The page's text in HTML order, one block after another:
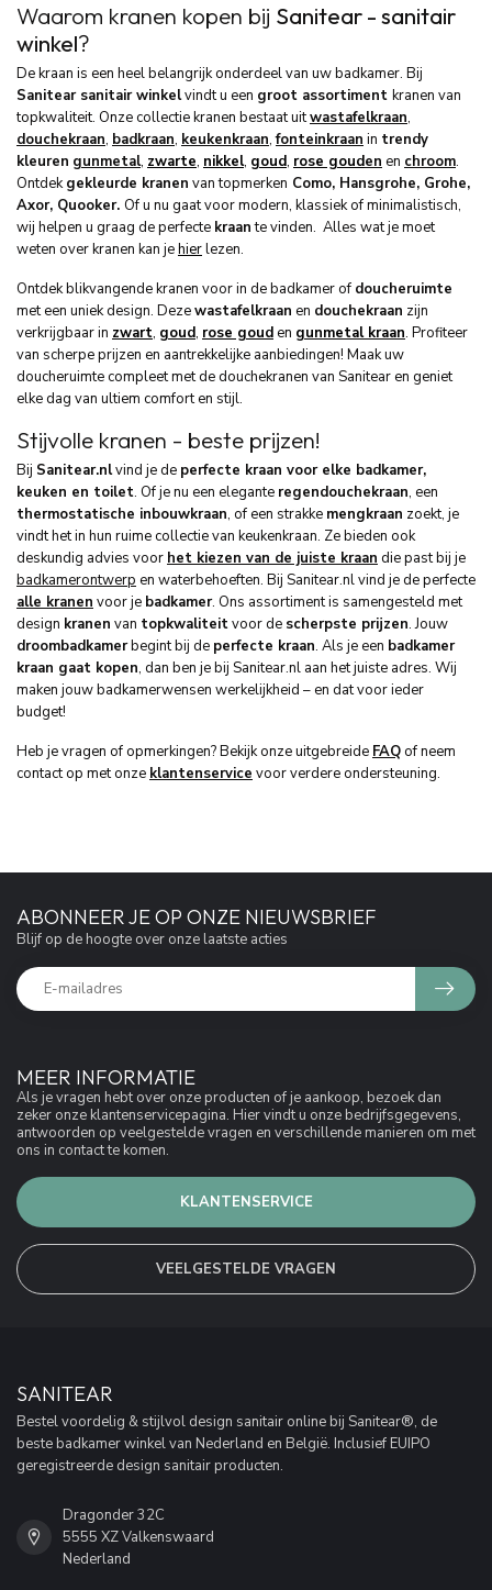
Waarom kranen kopen bij Sanitear - sanitair
winkel?
De kraan is een heel belangrijk onderdeel van uw badkamer. Bij
Sanitear sanitair winkelvindt u een groot assortiment kranen van
topkwaliteit. Onze collectie kranen bestaat uitwastafelkraan,
douchekraan, badkraan, keukenkraan,fonteinkraan in trendy
kleuren gunmetal, zwarte, nikkel, goud, rose gouden en chroom.
Ontdekgekleurde kranen van topmerken Como, Hansgrohe, Grohe,
Axor, Quooker. Of u nu gaat voor modern, klassiek of minimalistisch,
wij helpen u graag de perfecte kraante vinden. Alles wat je moet
weten over kranen kan jehierlezen.
Ontdek blikvangende kranen voor in de badkamer of doucheruimte
met een uniek design. Dezewastafelkraan en douchekraan zijn
verkrijgbaar in zwart, goud, rose gouden gunmetal kraan. Profiteer
van scherpe prijzen en aantrekkelijke aanbiedingen! Maak uw
doucheruimte compleet met de douchekranen van Sanitear en geniet
elke dag van ultiem comfort en stijl.
Stijvolle kranen - beste prijzen!
Bij Sanitear.nlvind je de perfecte kraan voor elke badkamer,
keuken en toilet. Of je nu een elegante regendouchekraan, een
thermostatische inbouwkraan, of een strakke mengkraan zoekt, je
vindt het in hun ruime collectie van keukenkraan. Ze bieden ook
deskundig advies voor het kiezen van de juiste kraan die past bij je
badkamerontwerp en waterbehoeften. Bij Sanitear.nl vind je de perfecte
alle kranen voor je badkamer. Ons assortiment is samengesteld met
design kranen van topkwaliteitvoor de scherpste prijzen. Jouw
droombadkamerbegint bij de perfecte kraan. Als je een badkamer
kraan gaat kopen, dan ben je bij Sanitear.nl aan het juiste adres. Wij
maken jouw badkamerwensen werkelijkheid – en dat voor ieder
budget!
Heb je vragen of opmerkingen? Bekijk onze uitgebreide FAQof neem
contact op met onze klantenservice voor verdere ondersteuning.
MEER INFORMATIE
Als je vragen hebt over onze producten of je aankoop, bezoek dan
zeker onze klantenservicepagina. Hier vindt u onze bedrijfsgegevens,
antwoorden op veelgestelde vragen en verschillende manieren om met
ons in contact te komen.
KLANTENSERVICE
VEELGESTELDE VRAGEN
ABONNEER JE OP ONZE NIEUWSBRIEF
Blijf op de hoogte over onze laatste acties
SANITEAR
Bestel voordelig & stijlvol design sanitair online bij Sanitear®, de
beste badkamer winkel van Nederland en België. Inclusief EUIPO
geregistreerde design sanitair producten.
Dragonder 32C
5555 XZ Valkenswaard
Nederland